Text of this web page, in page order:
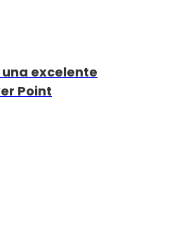
excelente
Point